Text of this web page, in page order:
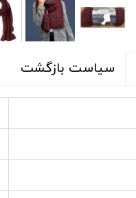
سیاست بازگشت